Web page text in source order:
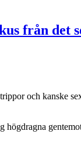
från det
och kanske